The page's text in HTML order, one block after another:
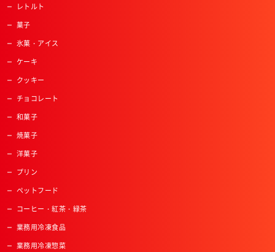
レトルト
菓子
氷菓・アイス
ケーキ
クッキー
チョコレート
和菓子
焼菓子
洋菓子
プリン
ペットフード
コーヒー・紅茶・緑茶
業務用冷凍食品
業務用冷凍惣菜